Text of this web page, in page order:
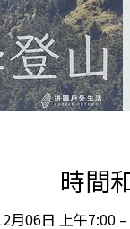
時間
月06日 上午7:00